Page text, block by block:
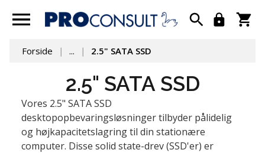
Forside ... 2.5" SATA SSD
2.5" SATA SSD
Vores 2.5" SATA SSD
desktopopbevaringsløsninger tilbyder pålidelig
og højkapacitetslagring til din stationære
computer. Disse solid state-drev (SSD'er) er